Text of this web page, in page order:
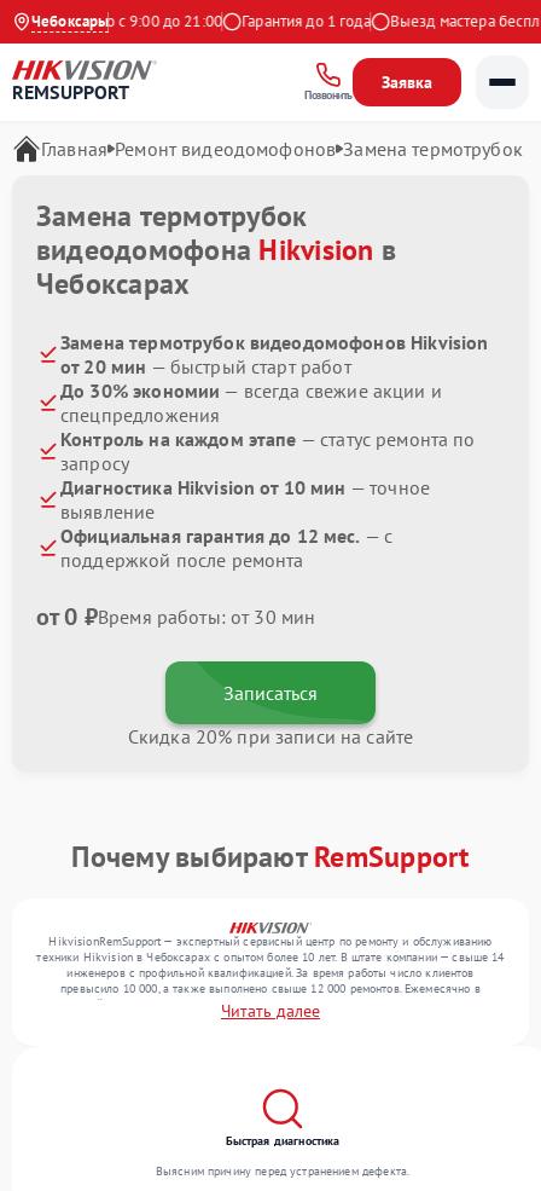
Чебоксары
Ежедневно с 9:00 до 21:00 Гарантия до 1 года Выезд мастера
REMSUPPORT Позвонить
Заявка
Главная Ремонт видеодомофонов Замена термотрубок
Замена термотрубок
видеодомофона Hikvision в
Чебоксарах
Замена термотрубок видеодомофонов Hikvision
от 20 мин — быстрый старт работ
До 30% экономии — всегда свежие акции и
спецпредложения
Контроль на каждом этапе — статус ремонта по
запросу
Диагностика Hikvision от 10 мин — точное
выявление
Официальная гарантия до 12 мес. — с
поддержкой после ремонта
от 0 ₽Время работы: от 30 мин
Записаться
Скидка 20% при записи на сайте
Почему выбираютRemSupport
HikvisionRemSupport — экспертный сервисный центр по ремонту и обслуживанию
техники Hikvision в Чебоксарах с опытом более 10 лет. В штате компании — свыше 14
инженеров с профильной квалификацией. За время работы число клиентов
превысило 10 000, а также выполнено свыше 12 000 ремонтов. Ежемесячно в
сервисный центр поступает свыше 300 единиц техники, включая , , . Мы беремся за
задачи любой сложности и гарантируем высокое качество обслуживания благодаря
Читать далее
Быстрая диагностика
Выясним причину перед устранением дефекта.